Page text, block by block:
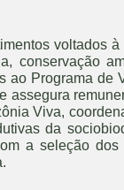
voltados
conservação
Programa de
Viva,
da
a seleção